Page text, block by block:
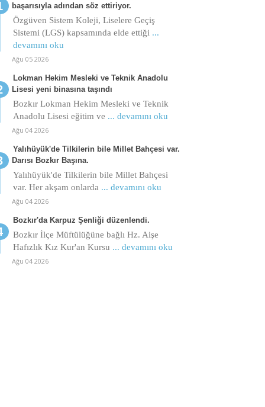
başarısıyla adından söz ettiriyor.
Özgüven Sistem Koleji, Liselere Geçiş
Sistemi (LGS) kapsamında elde ettiği ...
devamını oku
Ağu 05 2026
Lokman Hekim Mesleki ve Teknik Anadolu
Lisesi yeni binasına taşındı
Bozkır Lokman Hekim Mesleki ve Teknik
Anadolu Lisesi eğitim ve ... devamını oku
Ağu 04 2026
Yalıhüyük'de Tilkilerin bile Millet Bahçesi var.
Darısı Bozkır Başına.
Yalıhüyük'de Tilkilerin bile Millet Bahçesi
var. Her akşam onlarda ... devamını oku
Ağu 04 2026
Bozkır'da Karpuz Şenliği düzenlendi.
Bozkır İlçe Müftülüğüne bağlı Hz. Aişe
Hafızlık Kız Kur'an Kursu ... devamını oku
Ağu 04 2026